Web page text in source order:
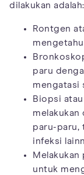
dilakukan adalah:
Rontgen
paru
mengatasi
Biopsi
paru-paru,
infeksi
untuk